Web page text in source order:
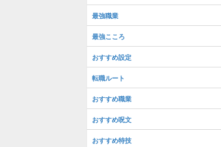
最強職業
最強こころ
おすすめ設定
転職ルート
おすすめ職業
おすすめ呪文
おすすめ特技